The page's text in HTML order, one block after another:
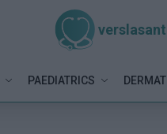
PAEDIATRICS